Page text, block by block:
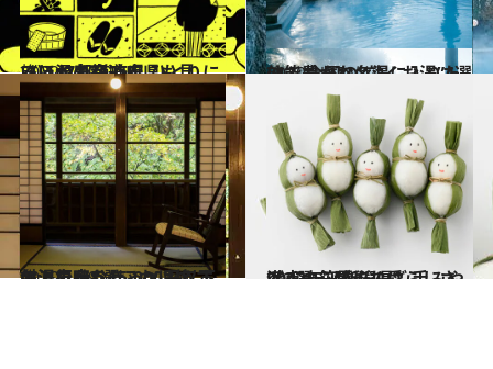
2022.2.10
《ほかの都道府県も見る》47都道府県 ひとりにいい温泉宿250
旅＆お出かけ 2020.1.27
効能豊かな名湯に入りたい！ 全国の“効くお湯”4選
旅＆お出かけ
2020.1.19
名湯で叶う15,000円以下の温泉宿8選 これは絶対、行かなきゃソンです
旅＆お出かけ 2022.1.2
2022年【新潟県】手みやげ3選 心が和む愛らしさ満点の笹雪だんご
グルメ